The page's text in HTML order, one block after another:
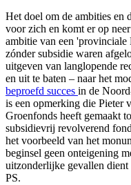
Het doel om de ambities en
voor zich en komt er op
ambitie van een
zónder subsidie waren
uitgeven van langlopende
en uit te baten – naar het
beproefd succes in de
is een opmerking die Pieter
Groenfonds heeft gemaakt
subsidievrij revolverend
het voorbeeld van het
beginsel geen onteigening
uitzonderlijke gevallen
PS.